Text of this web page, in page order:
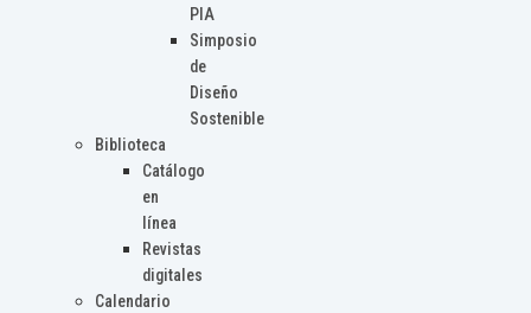
PIA
Simposio
de
Diseño
Sostenible
Biblioteca
Catálogo
en
línea
Revistas
digitales
Calendario